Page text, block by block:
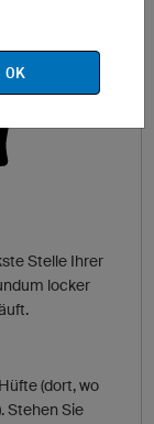
Stelle Ihrer
locker
(dort, wo
Stehen Sie
OK